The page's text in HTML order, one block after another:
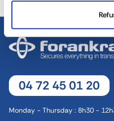
04 72 45 01 20
Monday - Thursday : 8h30 -